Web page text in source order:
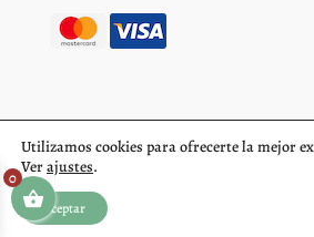
Utilizamos cookies para ofrecerte la mejor
Verajustes.
Aceptar
0